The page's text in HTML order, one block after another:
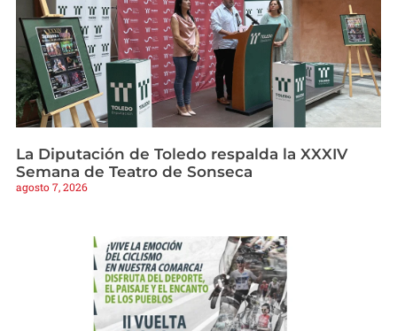
La Diputación de Toledo respalda la XXXIV
Semana de Teatro de Sonseca
agosto 7, 2026